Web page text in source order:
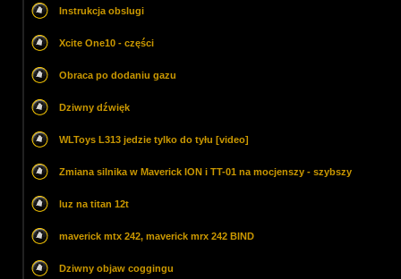
Instrukcja obslugi
Xcite One10 - części
Obraca po dodaniu gazu
Dziwny dźwięk
WLToys L313 jedzie tylko do tyłu [video]
Zmiana silnika w Maverick ION i TT-01 na mocjenszy - szybszy
luz na titan 12t
maverick mtx 242, maverick mrx 242 BIND
Dziwny objaw coggingu